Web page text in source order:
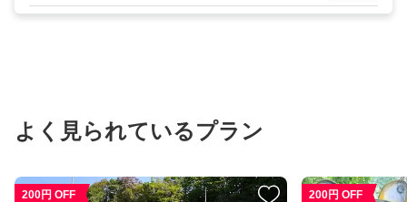
よく見られているプラン
200円 OFF 200円 OFF